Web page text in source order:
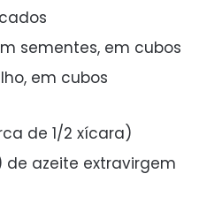
sementes, em cubos
em cubos
de 1/2 xícara)
azeite extravirgem